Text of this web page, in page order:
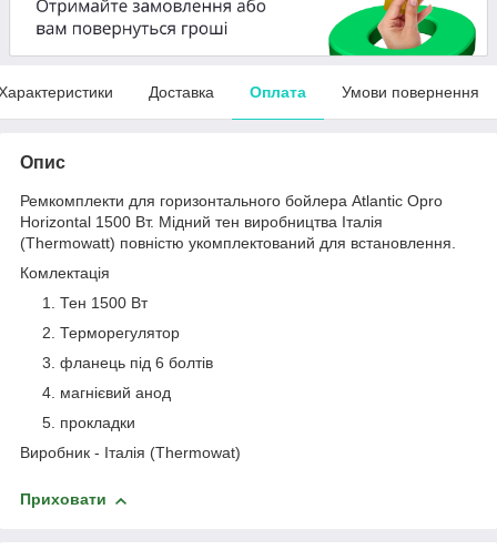
Доставка Оплата Умови повернення
Опис
Ремкомплекти для горизонтального бойлера Atlantic Opro
Horizontal 1500 Вт. Мідний тен виробництва Італія
(Thermowatt) повністю укомплектований для встановлення.
Комлектація
Тен 1500 Вт
Терморегулятор
фланець під 6 болтів
магнієвий анод
прокладки
Виробник - Італія (Thermowat)
Приховати